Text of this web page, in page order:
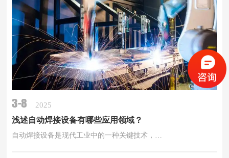
3-8 2025
浅述自动焊接设备有哪些应用领域？
自动焊接设备是现代工业中的一种关键技术，…